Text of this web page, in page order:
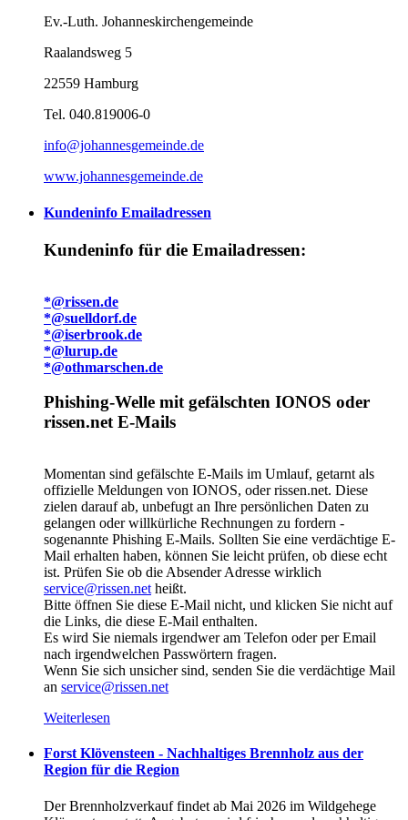
Ev.-Luth. Johanneskirchengemeinde
Raalandsweg 5
22559 Hamburg
Tel. 040.819006-0
info@johannesgemeinde.de
www.johannesgemeinde.de
Kundeninfo Emailadressen
Kundeninfo für die Emailadressen:
*@rissen.de
*@suelldorf.de
*@iserbrook.de
*@lurup.de
*@othmarschen.de
Phishing-Welle mit gefälschten IONOS oder
rissen.net E-Mails
Momentan sind gefälschte E-Mails im Umlauf, getarnt als
offizielle Meldungen von IONOS, oder rissen.net. Diese
zielen darauf ab, unbefugt an Ihre persönlichen Daten zu
gelangen oder willkürliche Rechnungen zu fordern -
sogenannte Phishing E-Mails. Sollten Sie eine verdächtige E-
Mail erhalten haben, können Sie leicht prüfen, ob diese echt
ist. Prüfen Sie ob die Absender Adresse wirklich
service@rissen.net heißt.
Bitte öffnen Sie diese E-Mail nicht, und klicken Sie nicht auf
die Links, die diese E-Mail enthalten.
Es wird Sie niemals irgendwer am Telefon oder per Email
nach irgendwelchen Passwörtern fragen.
Wenn Sie sich unsicher sind, senden Sie die verdächtige Mail
an service@rissen.net
Weiterlesen
Forst Klövensteen - Nachhaltiges Brennholz aus der
Region für die Region
Der Brennholzverkauf findet ab Mai 2026 im Wildgehege